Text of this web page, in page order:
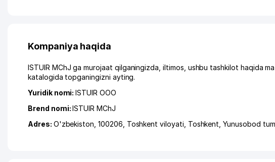
Kompaniya haqida
ISTUIR MChJ ga murojaat qilganingizda, iltimos, ushbu tashkilot haqida
katalogida topganingizni ayting.
Yuridik nomi:ISTUIR ООО
Brend nomi:ISTUIR MChJ
Adres: O'zbekiston, 100206, Toshkent viloyati Toshkent ,Yunusobod